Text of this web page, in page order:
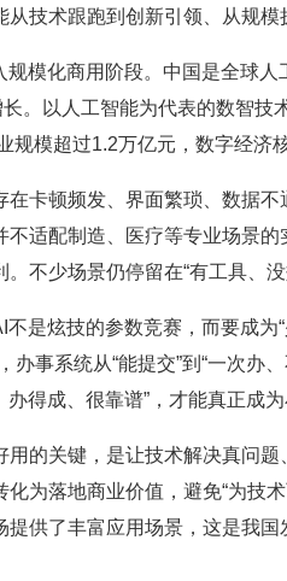
技术跟跑到创新引领、从规模
化商用阶段。中国是全球人
长。以人工智能为代表的数智
模超过1.2万亿元，数字经济
顿频发、界面繁琐、数据不
适配制造、医疗等专业场景
不少场景仍停留在“有工具、没
炫技的参数竞赛，而要成为“
办事系统从“能提交”到“一次
办得成、很靠谱”，才能真正成
关键，是让技术解决真问题
为落地商业价值，避免“为技
供了丰富应用场景，这是我